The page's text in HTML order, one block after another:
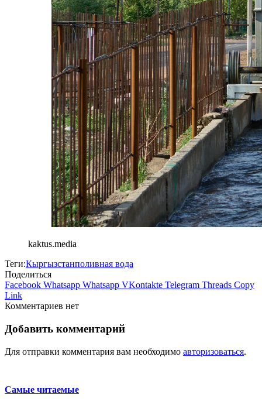
kaktus.media
Теги:Кыргызстанполивная вода
Поделиться
Facebook Whatsapp Whatsapp VKontakte Telegram Threads Copy
Link
Комментариев нет
Добавить комментарий
Для отправки комментария вам необходимо авторизоваться.
Самые читаемые